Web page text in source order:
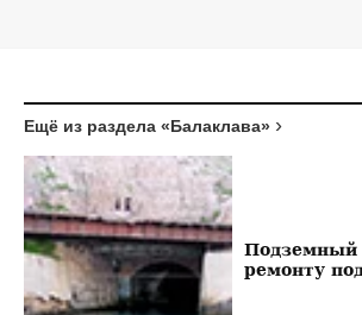
Ещё из раздела «Балаклава»
Подземный
ремонту